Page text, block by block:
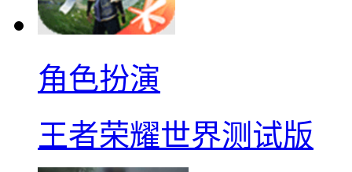
角色扮演
王者荣耀世界测试版